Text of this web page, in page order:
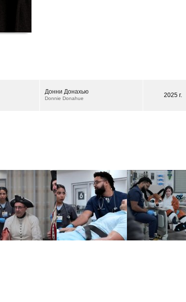
Донни Донахью
Donnie Donahue 2025 г.